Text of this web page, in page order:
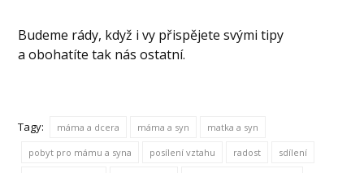
Budeme rády, když i vy přispějete svými tipy
a obohatíte tak nás ostatní.
Tagy: máma a dcera máma a syn matka a syn
pobyt pro mámu a syna posílení vztahu radost sdílení